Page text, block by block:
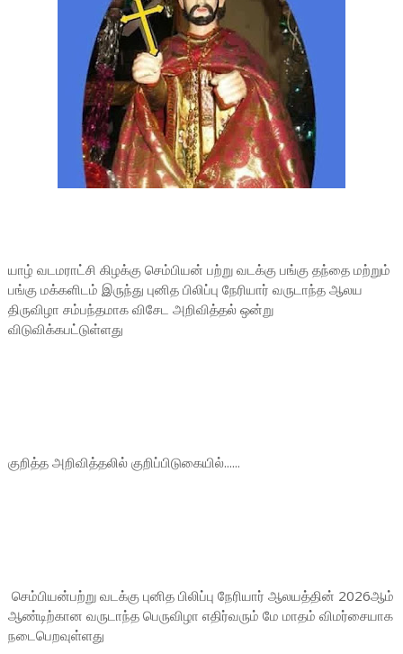
யாழ் வடமராட்சி கிழக்கு செம்பியன் பற்று வடக்கு பங்கு தந்தை மற்றும்
பங்கு மக்களிடம் இருந்து புனித பிலிப்பு நேரியார் வருடாந்த ஆலய
திருவிழா சம்பந்தமாக விசேட அறிவித்தல் ஒன்று
விடுவிக்கபட்டுள்ளது
குறித்த அறிவித்தலில் குறிப்பிடுகையில்......
செம்பியன்பற்று வடக்கு புனித பிலிப்பு நேரியார் ஆலயத்தின் 2026ஆம்
ஆண்டிற்கான வருடாந்த பெருவிழா எதிர்வரும் மே மாதம் விமர்சையாக
நடைபெறவுள்ளது